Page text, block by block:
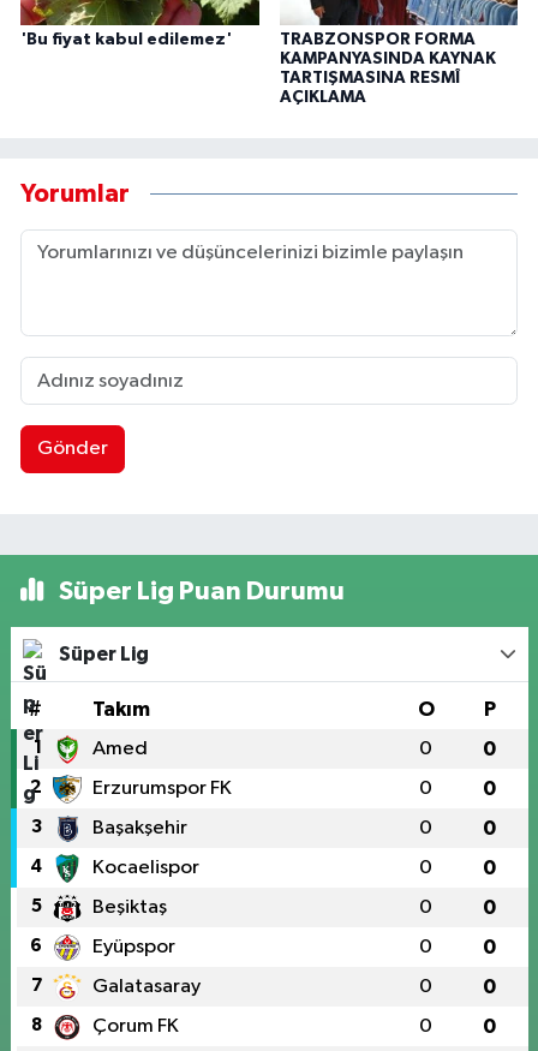
'Bu fiyat kabul edilemez'
TRABZONSPOR FORMA
KAMPANYASINDA KAYNAK
TARTIŞMASINA RESMÎ
AÇIKLAMA
Yorumlar
Gönder
Süper Lig Puan Durumu
Süper Lig
# Takım O P
1 Amed 0 0
2 Erzurumspor FK 0 0
3 Başakşehir 0 0
4 Kocaelispor 0 0
5 Beşiktaş 0 0
6 Eyüpspor 0 0
7 Galatasaray 0 0
8 Çorum FK 0 0